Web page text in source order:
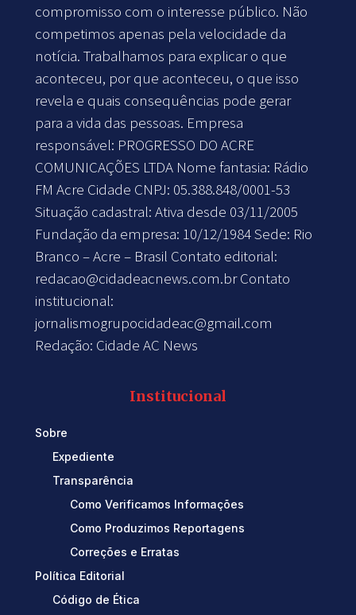
compromisso com o interesse público. Não
competimos apenas pela velocidade da
notícia. Trabalhamos para explicar o que
aconteceu, por que aconteceu, o que isso
revela e quais consequências pode gerar
para a vida das pessoas. Empresa
responsável: PROGRESSO DO ACRE
COMUNICAÇÕES LTDA Nome fantasia: Rádio
FM Acre Cidade CNPJ: 05.388.848/0001-53
Situação cadastral: Ativa desde 03/11/2005
Fundação da empresa: 10/12/1984 Sede: Rio
Branco – Acre – Brasil Contato editorial:
redacao@cidadeacnews.com.brContato
institucional:
jornalismogrupocidadeac@gmail.com
Redação: Cidade AC News
Institucional
Sobre
Expediente
Transparência
Como Verificamos Informações
Como Produzimos Reportagens
Correções e Erratas
Política Editorial
Código de Ética